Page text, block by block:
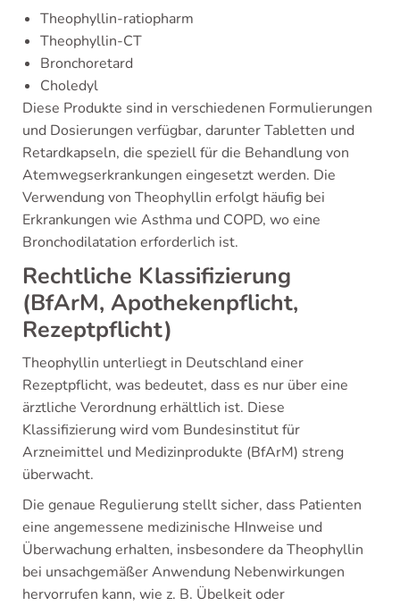
Theophyllin-ratiopharm
Theophyllin-CT
Bronchoretard
Choledyl
Diese Produkte sind in verschiedenen Formulierungen
und Dosierungen verfügbar, darunter Tabletten und
Retardkapseln, die speziell für die Behandlung von
Atemwegserkrankungen eingesetzt werden. Die
Verwendung von Theophyllin erfolgt häufig bei
Erkrankungen wie Asthma und COPD, wo eine
Bronchodilatation erforderlich ist.
Rechtliche Klassifizierung
(BfArM, Apothekenpflicht,
Rezeptpflicht)
Theophyllin unterliegt in Deutschland einer
Rezeptpflicht, was bedeutet, dass es nur über eine
ärztliche Verordnung erhältlich ist. Diese
Klassifizierung wird vom Bundesinstitut für
Arzneimittel und Medizinprodukte (BfArM) streng
überwacht.
Die genaue Regulierung stellt sicher, dass Patienten
eine angemessene medizinische HInweise und
Überwachung erhalten, insbesondere da Theophyllin
bei unsachgemäßer Anwendung Nebenwirkungen
hervorrufen kann, wie z. B. Übelkeit oder